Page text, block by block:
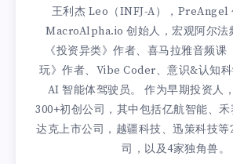
王利杰 Leo（INFJ-A），PreAngel
MacroAlpha.io 创始人，宏观阿尔法
《投资异类》作者、喜马拉雅音频课
玩》作者、Vibe Coder、意识&认知科
AI 智能体驾驶员。 作为早期投资人
300+初创公司，其中包括亿航智能、
达克上市公司，越疆科技、迅策科技
司，以及4家独角兽。